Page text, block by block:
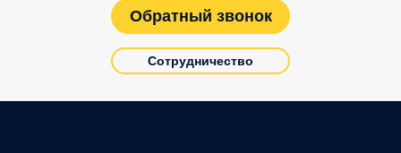
Обратный звонок
Сотрудничество